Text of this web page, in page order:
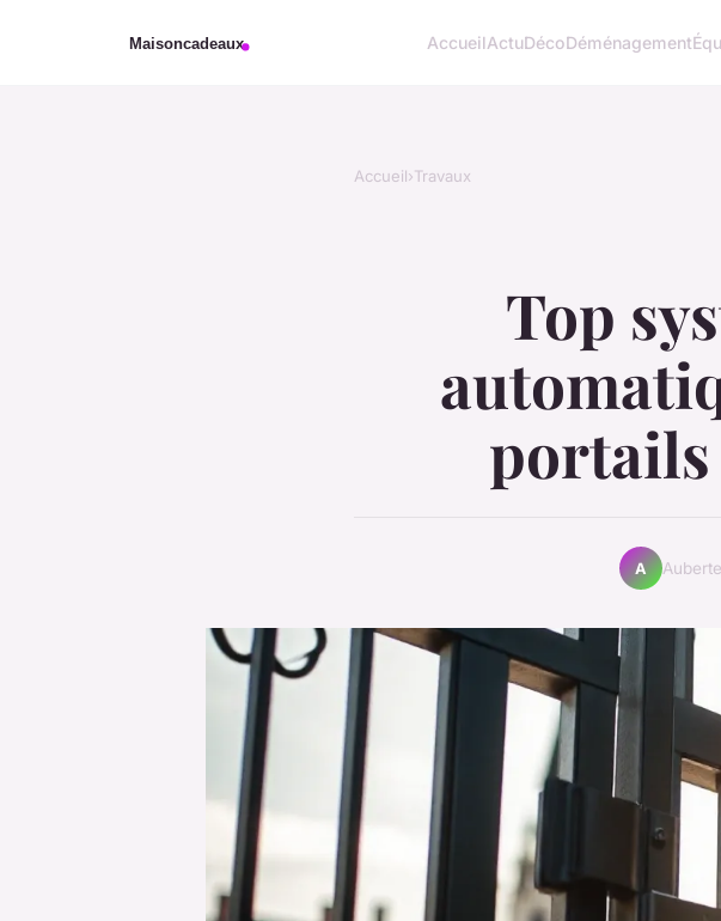
AccueilActuDécoDéménagement
Accueil›Travaux
Top
portails
A Auberte